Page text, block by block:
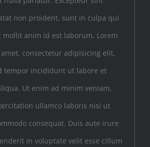
non proident, sunt in culpa qui
mollit anim id est laborum. Lorem
consectetur adipisicing elit,
tempor incididunt ut labore et
Ut enim ad minim veniam,
ullamco laboris nisi ut
consequat. Duis aute irure
in voluptate velit esse cillum